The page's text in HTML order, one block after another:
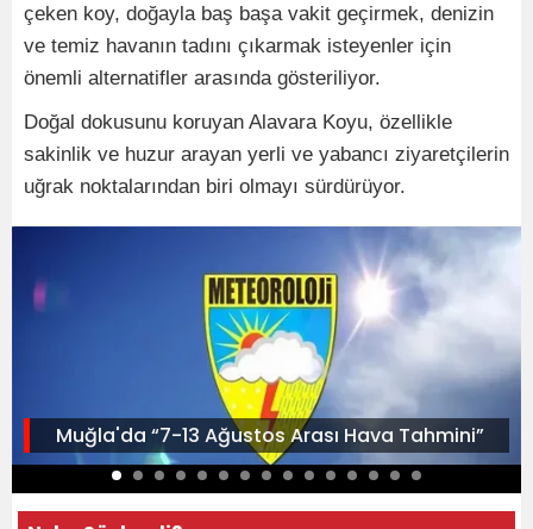
çeken koy, doğayla baş başa vakit geçirmek, denizin
ve temiz havanın tadını çıkarmak isteyenler için
önemli alternatifler arasında gösteriliyor.
Doğal dokusunu koruyan Alavara Koyu, özellikle
sakinlik ve huzur arayan yerli ve yabancı ziyaretçilerin
uğrak noktalarından biri olmayı sürdürüyor.
Muğla'da “7-13 Ağustos Arası Hava Tahmini”